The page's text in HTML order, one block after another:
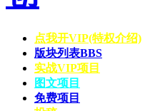
点我开VIP(特权介绍)
版块列表BBS
实战VIP项目
图文项目
免费项目